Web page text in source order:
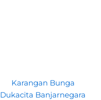
Karangan Bunga
Dukacita Banjarnegara